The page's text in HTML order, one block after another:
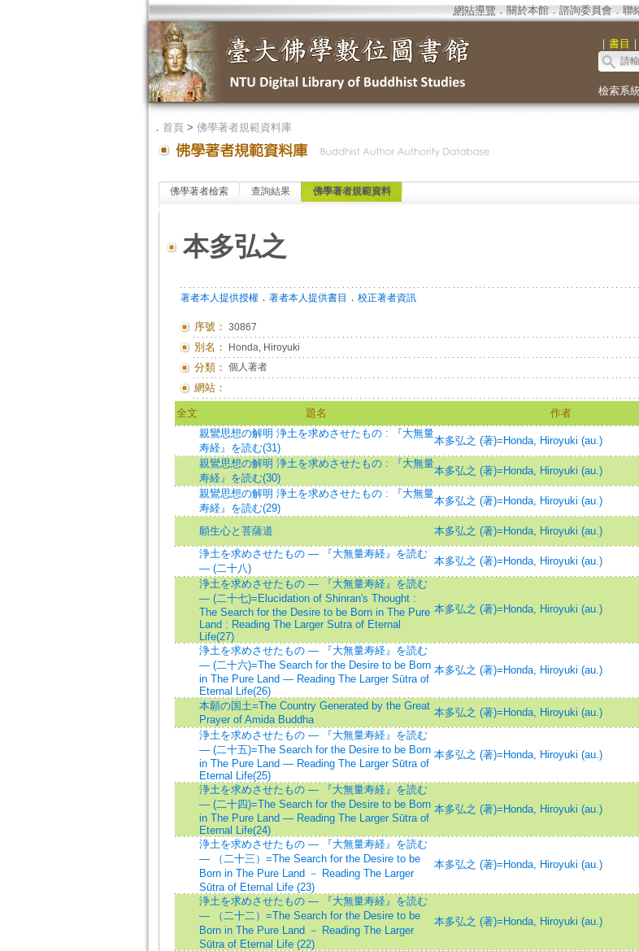
網站導覽 ． 關於本館． 諮詢委員會． 聯
｜ 書目 ｜
檢索系
． 首頁> 佛學著者規範資料庫
佛學著者檢索 查詢結果 佛學著者規範資料
本多弘之
著者本人提供授權． 著者本人提供書目 ． 校正著者資訊
序號： 30867
別名： Honda, Hiroyuki
分類： 個人著者
網站：
全文 題名 作者
親鸞思想の解明 浄土を求めさせたもの : 『大無量
寿経』を読む(31)
本多弘之 (著)=Honda, Hiroyuki (au.)
親鸞思想の解明 浄土を求めさせたもの : 『大無量
寿経』を読む(30)
本多弘之 (著)=Honda, Hiroyuki (au.)
親鸞思想の解明 浄土を求めさせたもの : 『大無量
寿経』を読む(29)
本多弘之 (著)=Honda, Hiroyuki (au.)
願生心と菩薩道 本多弘之 (著)=Honda, Hiroyuki (au.)
浄土を求めさせたもの ― 『大無量寿経』を読む
― (二十八)
本多弘之 (著)=Honda, Hiroyuki (au.)
浄土を求めさせたもの ― 『大無量寿経』を読む
― (二十七)=Elucidation of Shinran's Thought :
The Search for the Desire to be Born in The Pure
Land : Reading The Larger Sutra of Eternal
Life(27)
本多弘之 (著)=Honda, Hiroyuki (au.)
浄土を求めさせたもの ― 『大無量寿経』を読む
― (二十六)=The Search for the Desire to be Born
in The Pure Land ― Reading The Larger Sūtra of
Eternal Life(26)
本多弘之 (著)=Honda, Hiroyuki (au.)
本願の国土=The Country Generated by the Great
Prayer of Amida Buddha
本多弘之 (著)=Honda, Hiroyuki (au.)
浄土を求めさせたもの ― 『大無量寿経』を読む
― (二十五)=The Search for the Desire to be Born
in The Pure Land ― Reading The Larger Sūtra of
Eternal Life(25)
本多弘之 (著)=Honda, Hiroyuki (au.)
浄土を求めさせたもの — 『大無量寿経』を読む
— (二十四)=The Search for the Desire to be Born
in The Pure Land — Reading The Larger Sūtra of
Eternal Life(24)
本多弘之 (著)=Honda, Hiroyuki (au.)
浄土を求めさせたもの — 『大無量寿経』を読む
— （二十三）=The Search for the Desire to be
Born in The Pure Land － Reading The Larger
Sūtra of Eternal Life (23)
本多弘之 (著)=Honda, Hiroyuki (au.)
浄土を求めさせたもの — 『大無量寿経』を読む
— （二十二）=The Search for the Desire to be
Born in The Pure Land － Reading The Larger
Sūtra of Eternal Life (22)
本多弘之 (著)=Honda, Hiroyuki (au.)